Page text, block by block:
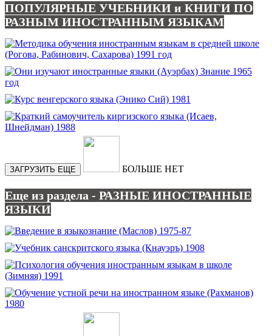
ПОПУЛЯРНЫЕ УЧЕБНИКИ и КНИГИ ПО
РАЗНЫМ ИНОСТРАННЫМ ЯЗЫКАМ
ЗАГРУЗИТЬ ЕЩЕ БОЛЬШЕ НЕТ
Еще из раздела - РАЗНЫЕ ИНОСТРАННЫЕ
ЯЗЫКИ